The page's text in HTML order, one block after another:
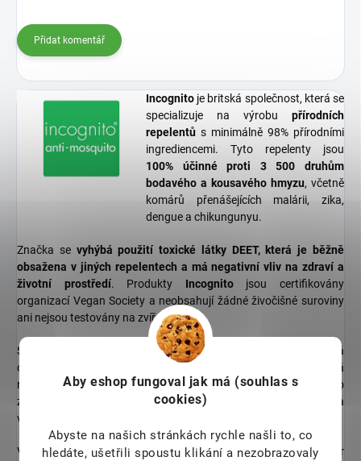
Aby eshop fungoval jak má (souhlas s
cookies)
Abyste na našich stránkách rychle našli to, co
hledáte, ušetřili spoustu klikání a nezobrazovaly
Přidat komentář
Incognito je britská společnost, která se
specializuje na výrobu přírodních
repelentů s minimálně 98% přírodními
ingrediencemi. Tyto repelenty jsou
100% účinné proti 3 500 druhům
bodavého a kousavého hmyzu, včetně
komárů přenášejících malárii, zika,
dengue a chikungunyu.
Značka se vyhýbá použití toxické látky DEET, která je běžně
obsažena v jiných repelentech a má negativní vliv na zdraví a
životní prostředí. Produkty Incognitojsou certifikovány
organizací Vegan Society a neobsahují žádné živočišné suroviny
ani nejsou testovány na zvířatech.
Společnost se také zaměřuje naekologický provoz
, využívá
obnovitelné zdroje energie, minimalizuje spotřebu, používá
recyklovaný papír a šetrná balení.Incognitopřispívá 10% svého
zisku na environmentální a dobročinné projekty, sází stromy a
vyrovnává emise CO2.
V roce 2015 získala značka ocenění The Queen's Awards for